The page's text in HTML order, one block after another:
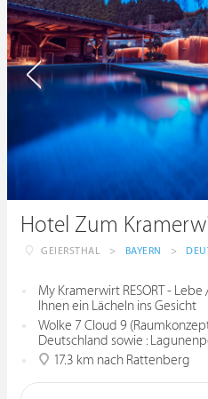
Hotel Zum
GEIERSTHAL > BAYERN >
My Kramerwirt RESORT -
Ihnen ein Lächeln ins Gesicht
Wolke 7 Cloud 9
Deutschland sowie :
17.3 km nach Rattenberg